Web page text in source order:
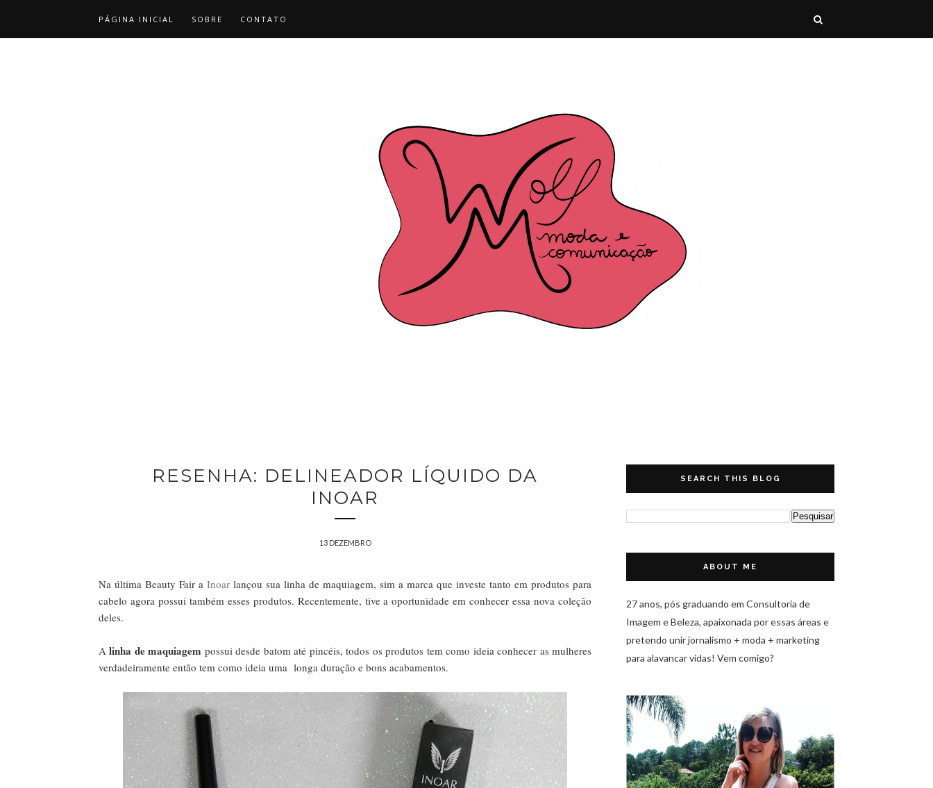
PÁGINA INICIAL SOBRE CONTATO
RESENHA: DELINEADOR LÍQUIDO DA
INOAR
13 DEZEMBRO
Na última Beauty Fair a Inoar lançou sua linha de maquiagem, sim a marca que investe tanto em produtos para
cabelo agora possui também esses produtos. Recentemente, tive a oportunidade em conhecer essa nova coleção
deles.
Alinha de maquiagem possui desde batom até pincéis, todos os produtos tem como ideia conhecer as mulheres
verdadeiramente então tem como ideia uma longa duração e bons acabamentos.
SEARCH THIS BLOG
ABOUT ME
27 anos, pós graduando em Consultoria de
Imagem e Beleza, apaixonada por essas áreas e
pretendo unir jornalismo + moda + marketing
para alavancar vidas! Vem comigo?